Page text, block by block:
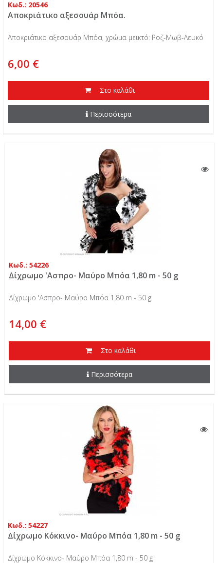
Κωδ.: 20546
Αποκριάτικο αξεσουάρ Μπόα.
Αποκριάτικο αξεσουάρ Μπόα, χρώμα μεικτό: Ροζ-Μωβ-Λευκό
6,00 €
Στο καλάθι
Περισσότερα
Κωδ.: 54226
Δίχρωμο 'Ασπρο- Μαύρο Μπόα 1,80 m - 50 g
Δίχρωμο 'Ασπρο- Μαύρο Μπόα 1,80 m - 50 g
14,00 €
Στο καλάθι
Περισσότερα
Κωδ.: 54227
Δίχρωμο Κόκκινο- Μαύρο Μπόα 1,80 m - 50 g
Δίχρωμο Κόκκινο- Μαύρο Μπόα 1,80 m - 50 g